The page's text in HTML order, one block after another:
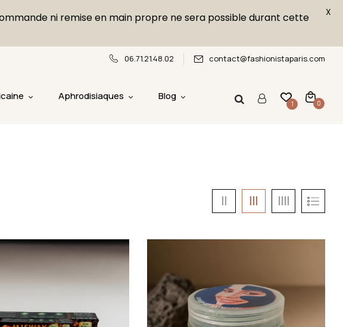
06.71.21.48.02 contact@fashionistaparis.com
Aphrodisiaques Blog
1 0
ni remise en main propre ne sera possible durant cette
X